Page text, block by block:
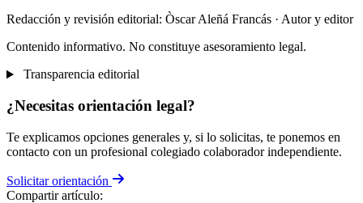
Redacción y revisión editorial: Òscar Aleñá Francás · Autor y editor
Contenido informativo. No constituye asesoramiento legal.
Transparencia editorial
¿Necesitas orientación legal?
Te explicamos opciones generales y, si lo solicitas, te ponemos en
contacto con un profesional colegiado colaborador independiente.
Solicitar orientación
Compartir artículo: